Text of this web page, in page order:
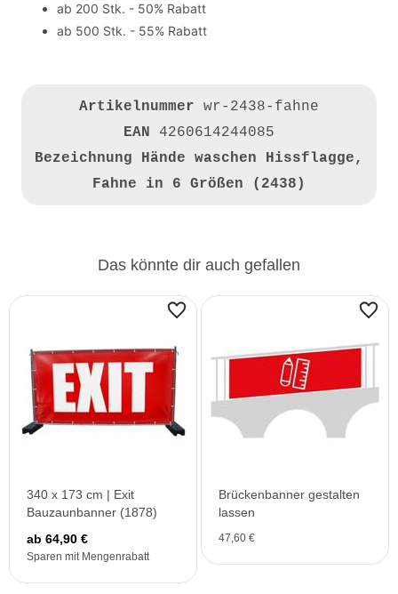
ab 200 Stk. - 50% Rabatt
ab 500 Stk. - 55% Rabatt
Artikelnummer wr-2438-fahne
EAN 4260614244085
Bezeichnung Hände waschen Hissflagge,
Fahne in 6 Größen (2438)
Das könnte dir auch gefallen
340 x 173 cm | Exit
Bauzaunbanner (1878)
ab 64,90 €
Sparen mit Mengenrabatt
Brückenbanner gestalten
lassen
47,60 €